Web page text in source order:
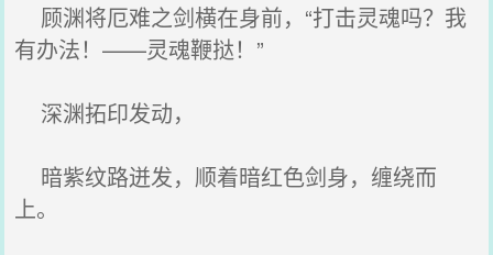
顾渊将厄难之剑横在身前，“打击灵魂吗？我
有办法！——灵魂鞭挞！”
深渊拓印发动，
暗紫纹路迸发，顺着暗红色剑身，缠绕而
上。